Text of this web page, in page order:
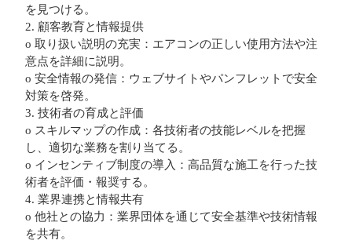
を見つける。
2. 顧客教育と情報提供
o 取り扱い説明の充実：エアコンの正しい使用方法や注
意点を詳細に説明。
o 安全情報の発信：ウェブサイトやパンフレットで安全
対策を啓発。
3. 技術者の育成と評価
o スキルマップの作成：各技術者の技能レベルを把握
し、適切な業務を割り当てる。
o インセンティブ制度の導入：高品質な施工を行った技
術者を評価・報奨する。
4. 業界連携と情報共有
o 他社との協力：業界団体を通じて安全基準や技術情報
を共有。